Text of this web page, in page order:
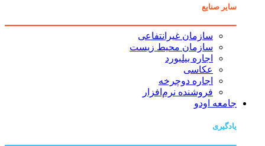
سایر صنایع
سازمان غیرانتفاعی
سازمان محیط زیست
اجاره بیلبورد
عکاسی
اجاره دوچرخه
فروشنده نرم‌افزار
جامعه اودو
یادگیری